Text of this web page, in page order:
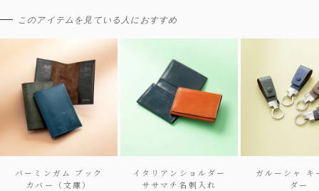
このアイテムを見ている人におすすめ
バーミンガム ブック
カバー（文庫）
イタリアンショルダー
ササマチ名刺入れ
ガルーシャ キ
ダー